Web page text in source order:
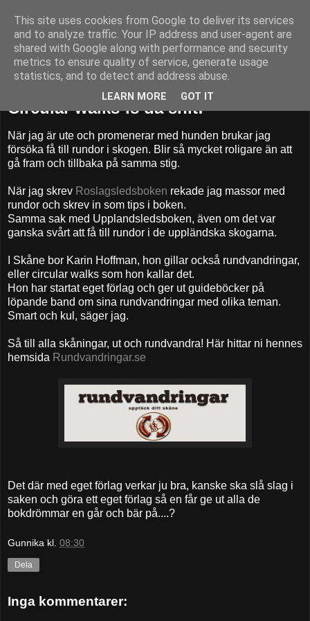
52adventures
Circular walks-is da shit!
När jag är ute och promenerar med hunden brukar jag
försöka få till rundor i skogen. Blir så mycket roligare än att
gå fram och tillbaka på samma stig.
När jag skrev Roslagsledsboken rekade jag massor med
rundor och skrev in som tips i boken.
Samma sak med Upplandsledsboken, även om det var
ganska svårt att få till rundor i de uppländska skogarna.
I Skåne bor Karin Hoffman, hon gillar också rundvandringar,
eller circular walks som hon kallar det.
Hon har startat eget förlag och ger ut guideböcker på
löpande band om sina rundvandringar med olika teman.
Smart och kul, säger jag.
Så till alla skåningar, ut och rundvandra! Här hittar ni hennes
hemsida Rundvandringar.se
Det där med eget förlag verkar ju bra, kanske ska slå slag i
saken och göra ett eget förlag så en får ge ut alla de
bokdrömmar en går och bär på....?
Gunnika kl. 08:30
Dela
Inga kommentarer:
This site uses cookies from Google to deliver its services
and to analyze traffic. Your IP address and user-agent are
shared with Google along with performance and security
metrics to ensure quality of service, generate usage
statistics, and to detect and address abuse.
LEARN MORE GOT IT